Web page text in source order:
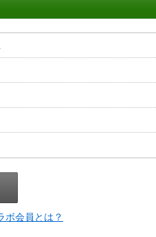
ボ会員とは？